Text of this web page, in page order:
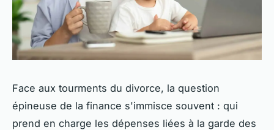
Face aux tourments du divorce, la question
épineuse de la finance s'immisce souvent : qui
prend en charge les dépenses liées à la garde des